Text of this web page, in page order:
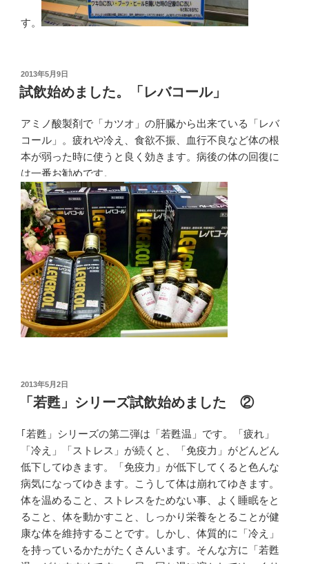
す。
投
稿
日:
2013年5月9日
試飲始めました。「レバコール」
アミノ酸製剤で「カツオ」の肝臓から出来ている「レバ
コール」。疲れや冷え、食欲不振、血行不良など体の根
本が弱った時に使うと良く効きます。病後の体の回復に
は一番お勧めです。
投
2013年5月2日
「若甦」シリーズ試飲始めました ②
｢若甦」シリーズの第二弾は「若甦温」です。「疲れ」
「冷え」「ストレス」が続くと、「免疫力」がどんどん
低下してゆきます。「免疫力」が低下してくると色んな
病気になってゆきます。こうして体は崩れてゆきます。
体を温めること、ストレスをためない事、よく睡眠をと
ること、体を動かすこと、しっかり栄養をとることが健
康な体を維持することです。しかし、体質的に「冷え」
を持っているかたがたくさんいます。そんな方に「若甦